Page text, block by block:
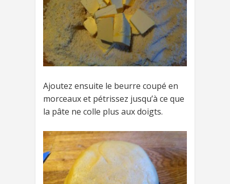
Ajoutez ensuite le beurre coupé en
morceaux et pétrissez jusqu’à ce que
la pâte ne colle plus aux doigts.